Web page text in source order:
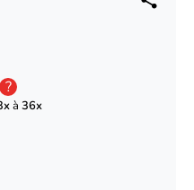
?
à 36x